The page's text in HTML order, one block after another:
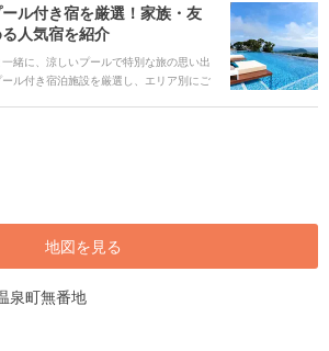
ール付き宿を厳選！家族・友
人気宿を紹介
緒に、涼しいプールで特別な旅の思い出
ル付き宿泊施設を厳選し、エリア別にご
さい！ 気になる宿を見つけたら、心から
rlx.jp/)</u></b>で予約しましょう。
地図を見る
泉町無番地